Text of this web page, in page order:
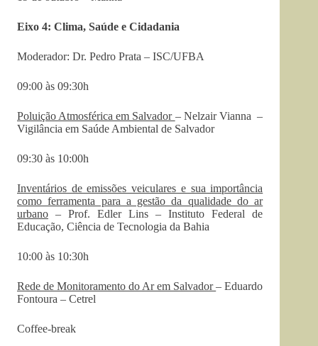
Eixo 4: Clima, Saúde e Cidadania
Moderador: Dr. Pedro Prata – ISC/UFBA
09:00 às 09:30h
Poluição Atmosférica em Salvador – Nelzair Vianna –
Vigilância em Saúde Ambiental de Salvador
09:30 às 10:00h
Inventários de emissões veiculares e sua importância
como ferramenta para a gestão da qualidade do ar
urbano – Prof. Edler Lins – Instituto Federal de
Educação, Ciência de Tecnologia da Bahia
10:00 às 10:30h
Rede de Monitoramento do Ar em Salvador– Eduardo
Fontoura – Cetrel
Coffee-break